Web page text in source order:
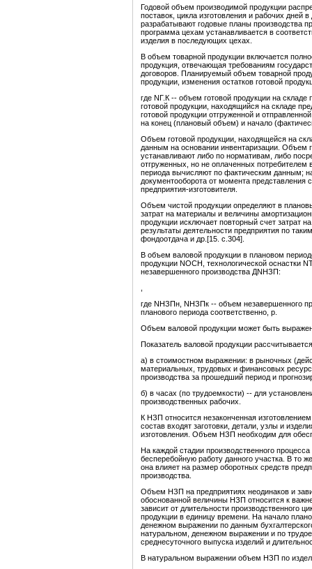
Годовой объем производимой продукции
поставок, цикла изготовления и рабочих дней
разрабатывают годовые планы производства
программа цехам устанавливается в
изделия в последующих цехах.
В объем товарной продукции включается
продукция, отвечающая требованиям
договоров. Планируемый объем товарной
продукции, изменения остатков готовой
где NГ.К -- объем готовой продукции на
готовой продукции, находящийся на складе
готовой продукции отгруженной и
на конец (плановый объем) и начало
Объем готовой продукции, находящейся на
данным на основании инвентаризации. Объем
устанавливают либо по нормативам, либо
отгруженных, но не оплаченных потребителем
периода вычисляют по фактическим данным;
документооборота от момента представления
предприятия-изготовителя.
Объем чистой продукции определяют в
затрат на материалы и величины
продукции исключает повторный счет затрат
результаты деятельности предприятия по
фондоотдача и др.[15. с.304].
В объем валовой продукции в плановом
продукции NOCH, технологической оснастки
незавершенного производства ДNНЗП:
где NНЗПн, NНЗПк -- объем незавершенного
планового периода соответственно, р.
Объем валовой продукции может быть
Показатель валовой продукции
а) в стоимостном выражении: в рыночных
материальных, трудовых и финансовых
производства за прошедший период и
б) в часах (по трудоемкости) -- для
производственных рабочих.
К НЗП относится незаконченная
состав входят заготовки, детали, узлы и
изготовления. Объем НЗП необходим для
На каждой стадии производственного
бесперебойную работу данного участка. В то
она влияет на размер оборотных средств
производства.
Объем НЗП на предприятиях неодинаков и
обоснованной величины НЗП относится к
зависит от длительности производственного
продукции в единицу времени. На начало
денежном выражении по данным
натуральном, денежном выражении и по
среднесуточного выпуска изделий и
В натуральном выражении объем НЗП по